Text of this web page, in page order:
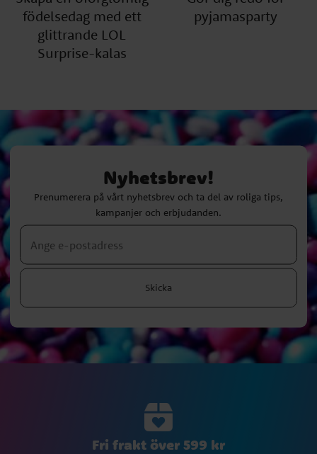
födelsedag med ett
glittrande LOL
Surprise-kalas
pyjamasparty
Nyhetsbrev!
Prenumerera på vårt nyhetsbrev och ta del av roliga tips,
kampanjer och erbjudanden.
Skicka
Fri frakt över 599 kr